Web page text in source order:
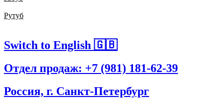
Рутуб
Switch to English 🇬🇧
Отдел продаж: +7 (981) 181-62-39
Россия, г. Санкт-Петербург